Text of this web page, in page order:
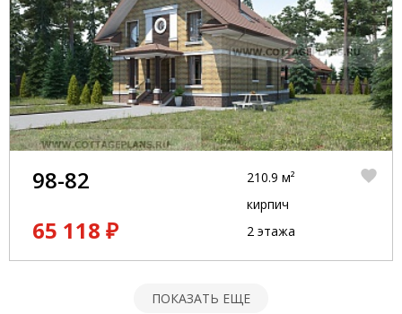
98-82
65 118 ₽
210.9 м²
кирпич
2 этажа
ПОКАЗАТЬ ЕЩЕ